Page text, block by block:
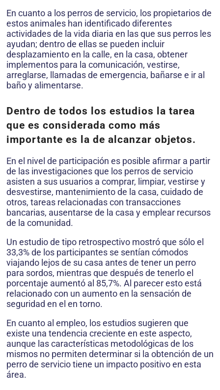
En cuanto a los perros de servicio, los propietarios de
estos animales han identificado diferentes
actividades de la vida diaria en las que sus perros les
ayudan; dentro de ellas se pueden incluir
desplazamiento en la calle, en la casa, obtener
implementos para la comunicación, vestirse,
arreglarse, llamadas de emergencia, bañarse e ir al
baño y alimentarse.
Dentro de todos los estudios la tarea
que es considerada como más
importante es la de alcanzar objetos.
En el nivel de participación es posible afirmar a partir
de las investigaciones que los perros de servicio
asisten a sus usuarios a comprar, limpiar, vestirse y
desvestirse, mantenimiento de la casa, cuidado de
otros, tareas relacionadas con transacciones
bancarias, ausentarse de la casa y emplear recursos
de la comunidad.
Un estudio de tipo retrospectivo mostró que sólo el
33,3% de los participantes se sentían cómodos
viajando lejos de su casa antes de tener un perro
para sordos, mientras que después de tenerlo el
porcentaje aumentó al 85,7%. Al parecer esto está
relacionado con un aumento en la sensación de
seguridad en el en torno.
En cuanto al empleo, los estudios sugieren que
existe una tendencia creciente en este aspecto,
aunque las características metodológicas de los
mismos no permiten determinar si la obtención de un
perro de servicio tiene un impacto positivo en esta
área.